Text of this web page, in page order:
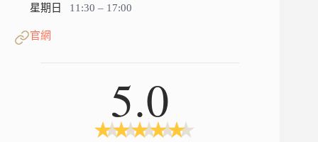
星期日 11:30 – 17:00
官網
5.0
★
★ ★
★ ★
★ ★
★ ★
★